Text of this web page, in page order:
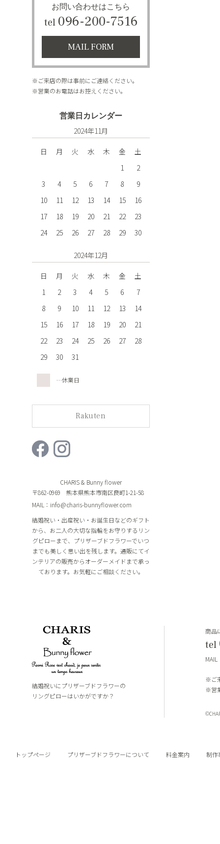
お問い合わせはこちら
tel 096-200-7516
MAIL FORM
※ご来店の際は事前にご連絡ください。
※営業のお電話はお控えください。
営業日カレンダー
2024年11月
日 月 火 水 木 金
土
1
2
3
4 5 6 7 8
9
10
11 12 13 14 15
16
17
18 19 20 21 22
23
24
25 26 27 28 29 30
2024年12月
日 月 火 水 木 金
土
1
2 3 4 5 6
7
8
9 10 11 12 13
14
15
16 17 18 19 20
21
22
23 24 25 26 27
28
29
30 31
…休業日
Rakuten
CHARIS & Bunny flower
〒862-0969 熊本県熊本市南区良町1-21-58
MAIL：info@charis-bunnyflower.com
結婚祝い・出産祝い・お誕生日などのギフト
から、お二人の大切な指輪をお守りするリン
グピローまで、プリザーブドフラワーでいつ
までも美しく思い出を残します。通販にてイ
ンテリアの販売からオーダーメイドまで承っ
ております。お気軽にご相談ください。
結婚祝いにプリザーブドフラワーの
リングピローはいかがですか？
商品
tel
※ご
※営
トップページ プリザーブドフラワーについて 料金案内 制作